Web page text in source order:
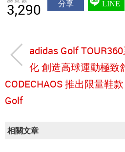
3,290 分享 LINE
adidas Golf
化 創造高球運動極致
CODECHAOS 推出限量鞋
Golf
相關文章